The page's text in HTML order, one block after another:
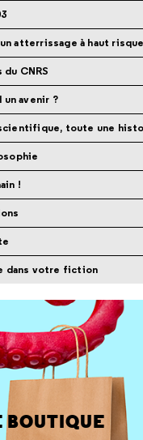
atterrissage à haut
CNRS
avenir ?
toute une
!
dans votre fiction
BOUTIQUE